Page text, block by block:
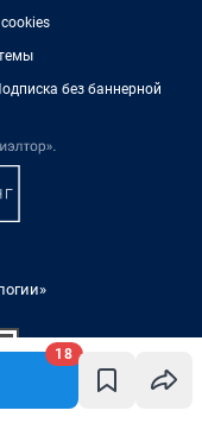
18
без баннерной